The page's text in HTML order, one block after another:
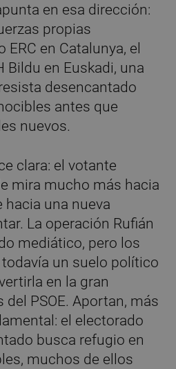
en esa dirección:
propias
en Catalunya, el
Bildu en Euskadi, una
desencantado
antes que
nuevos.
clara: el votante
mira mucho más hacia
hacia una nueva
La operación Rufián
mediático, pero los
un suelo político
en la gran
PSOE. Aportan, más
el electorado
busca refugio en
muchos de ellos